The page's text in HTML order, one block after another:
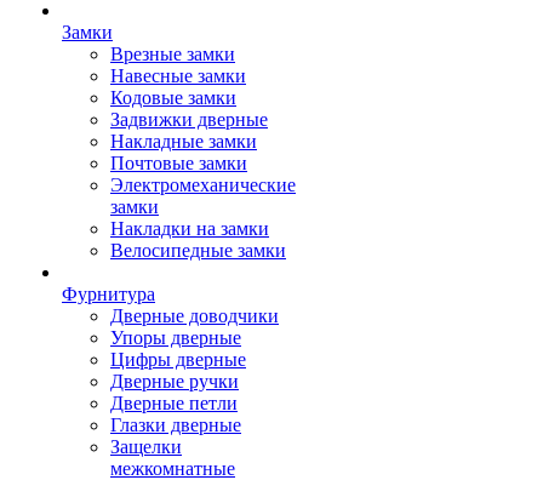
Замки
Врезные замки
Навесные замки
Кодовые замки
Задвижки дверные
Накладные замки
Почтовые замки
Электромеханические
замки
Накладки на замки
Велосипедные замки
Фурнитура
Дверные доводчики
Упоры дверные
Цифры дверные
Дверные ручки
Дверные петли
Глазки дверные
Защелки
межкомнатные